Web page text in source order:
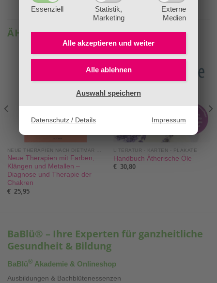
Essenziell
Statistik,
Marketing
Externe
Medien
Alle akzeptieren und weiter
Alle ablehnen
Auswahl speichern
Datenschutz / Details Impressum
ÄHNLICHE PRODUKTE
Neue Therapien mit Farben,
Klängen und Metallen –
Diagnose und Therapie der
Chakren
€ 25,95
LITERATUR - KARTEN - PLAKATE
Handbuch Ätherische Öle
€ 30,80
BaBlü® – Ihre Experten für ganzheitliche
Gesundheit & Bildung
BaBlü® Akademie & Onlineshop
Ausbildungen & Bachblütenessenzen